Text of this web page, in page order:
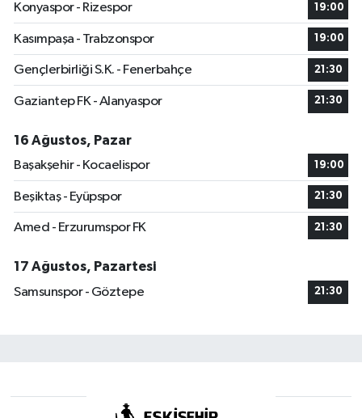
Konyaspor - Rizespor
19:00
Kasımpaşa - Trabzonspor 19:00
Gençlerbirliği S.K. - Fenerbahçe 21:30
Gaziantep FK - Alanyaspor 21:30
16 Ağustos, Pazar
Başakşehir - Kocaelispor
19:00
Beşiktaş - Eyüpspor 21:30
Amed - Erzurumspor FK 21:30
17 Ağustos, Pazartesi
Samsunspor - Göztepe
21:30